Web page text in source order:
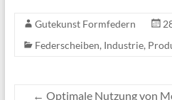
Gutekunst Formfedern
Federscheiben, Industrie,
← Optimale Nutzung von